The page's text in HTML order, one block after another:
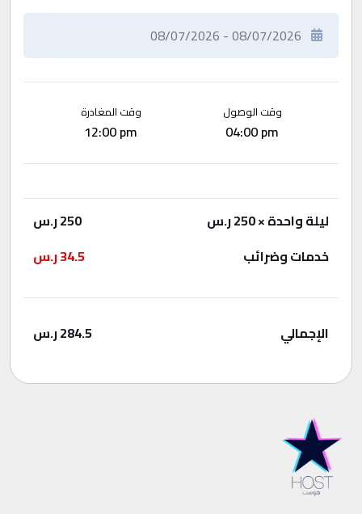
وقت الوصول
04:00 pm
وقت المغادرة
12:00 pm
ليلة واحدة× 250 ر.س 250ر.س
خدمات وضرائب
34.5ر.س
الإجمالي 284.5ر.س